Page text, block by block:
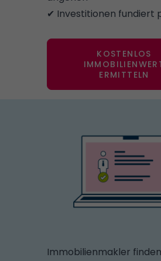
✔ Investitionen fundiert
KOSTENLOS
ERMITTELN
Immobilienmakler finden